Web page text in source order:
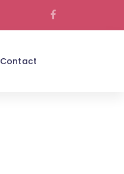
Contact